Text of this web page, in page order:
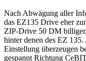
Nach Abwägung aller
das EZ135 Drive eher
ZIP-Drive 50 DM
hinter denen des EZ
Einstellung überzeugen
gespannt Richtung